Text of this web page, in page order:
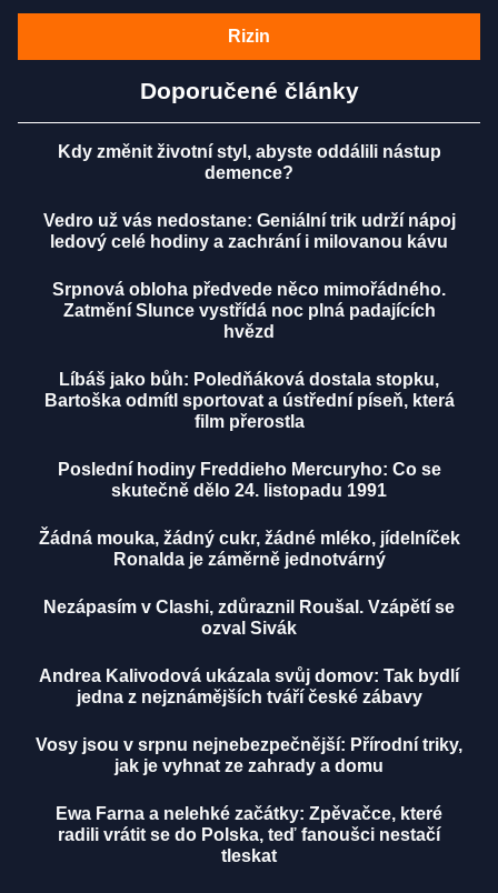
Rizin
Doporučené články
Kdy změnit životní styl, abyste oddálili nástup
demence?
Vedro už vás nedostane: Geniální trik udrží nápoj
ledový celé hodiny a zachrání i milovanou kávu
Srpnová obloha předvede něco mimořádného.
Zatmění Slunce vystřídá noc plná padajících
hvězd
Líbáš jako bůh: Poledňáková dostala stopku,
Bartoška odmítl sportovat a ústřední píseň, která
film přerostla
Poslední hodiny Freddieho Mercuryho: Co se
skutečně dělo 24. listopadu 1991
Žádná mouka, žádný cukr, žádné mléko, jídelníček
Ronalda je záměrně jednotvárný
Nezápasím v Clashi, zdůraznil Roušal. Vzápětí se
ozval Sivák
Andrea Kalivodová ukázala svůj domov: Tak bydlí
jedna z nejznámějších tváří české zábavy
Vosy jsou v srpnu nejnebezpečnější: Přírodní triky,
jak je vyhnat ze zahrady a domu
Ewa Farna a nelehké začátky: Zpěvačce, které
radili vrátit se do Polska, teď fanoušci nestačí
tleskat